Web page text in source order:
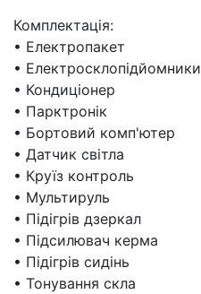
Комплектація:
• Електропакет
• Електросклопiдйомники
• Кондиціонер
• Парктронік
• Бортовий комп'ютер
• Датчик світла
• Круїз контроль
• Мультируль
• Підігрів дзеркал
• Підсилювач керма
• Підігрів сидінь
• Тонування скла